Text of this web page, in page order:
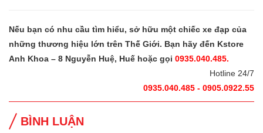
Nếu bạn có nhu cầu tìm hiểu, sở hữu một chiếc xe đạp của
những thương hiệu lớn trên Thế Giới. Bạn hãy đến Kstore
Anh Khoa – 8 Nguyễn Huệ, Huế hoặc gọi 0935.040.485.
Hotline 24/7
0935.040.485 - 0905.0922.55
BÌNH LUẬN